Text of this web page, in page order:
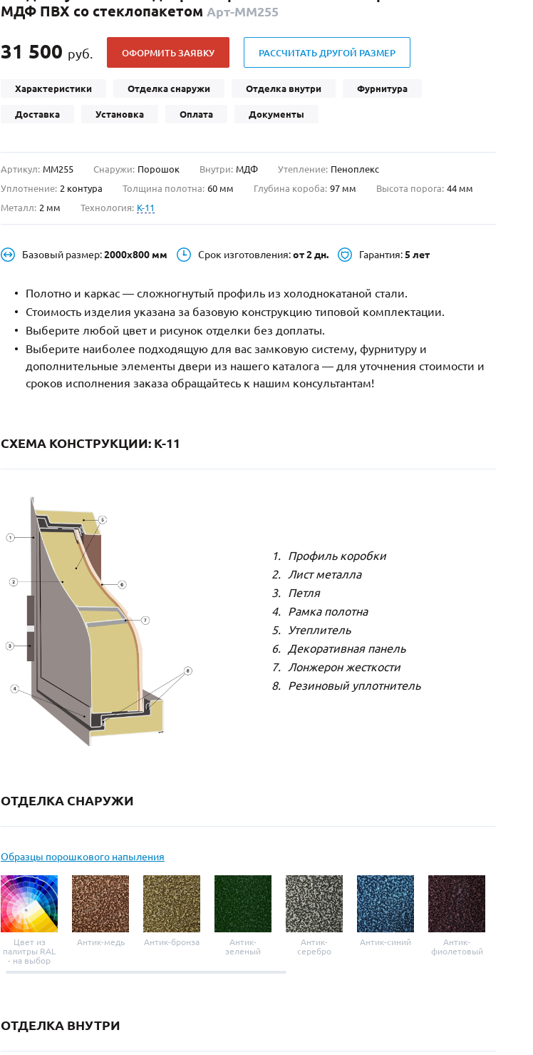
С отбойником(91)
С импостами (73)
С витражами (11)
В современном стиле
Нестандартные
С фрамугой(265)
4-го класса защиты (499)
Полуторапольные
МДФ ПВХ со стеклопакетом Арт-ММ255
31 500 руб. ОФОРМИТЬ ЗАЯВКУ РАССЧИТАТЬ ДРУГОЙ РАЗМЕР
Характеристики Отделка снаружи Отделка внутри Фурнитура
Доставка Установка Оплата Документы
Артикул: ММ255 Снаружи: Порошок Внутри: МДФ Утепление: Пеноплекс
Уплотнение: 2 контура Толщина полотна: 60 мм Глубина короба: 97 мм Высота порога: 44 мм
Металл: 2 мм Технология: K-11
Базовый размер:2000х800 мм Срок изготовления:от 2 дн. Гарантия:5 лет
Полотно и каркас — сложногнутый профиль из холоднокатаной стали.
Стоимость изделия указана за базовую конструкцию типовой комплектации.
Выберите любой цвет и рисунок отделки без доплаты.
Выберите наиболее подходящую для вас замковую систему, фурнитуру и
дополнительные элементы двери из нашего каталога — для уточнения стоимости и
сроков исполнения заказа обращайтесь к нашим консультантам!
СХЕМА КОНСТРУКЦИИ: K-11
Профиль коробки
Лист металла
Петля
Рамка полотна
Утеплитель
Декоративная панель
Лонжерон жесткости
Резиновый уплотнитель
ОТДЕЛКА СНАРУЖИ
Образцы порошкового напыления
Цвет из
палитры RAL
- на выбор
Антик-медь Антик-бронза
Антик-
зеленый
Антик-
серебро
Антик-синий
Антик-
фиолетовый
ОТДЕЛКА ВНУТРИ